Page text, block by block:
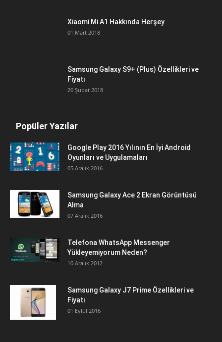
Xiaomi Mi A1 Hakkında Herşey
01 Mart 2018
Samsung Galaxy S9+ (Plus) Özellikleri ve
Fiyatı
26 Şubat 2018
Popüler Yazılar
Google Play 2016 Yılının En İyi Android
Oyunları ve Uygulamaları
05 Aralık 2016
Samsung Galaxy Ace 2 Ekran Görüntüsü
Alma
07 Aralık 2016
Telefona WhatsApp Messenger
Yükleyemiyorum Neden?
10 Aralık 2012
Samsung Galaxy J7 Prime Özellikleri ve
Fiyatı
01 Eylül 2016